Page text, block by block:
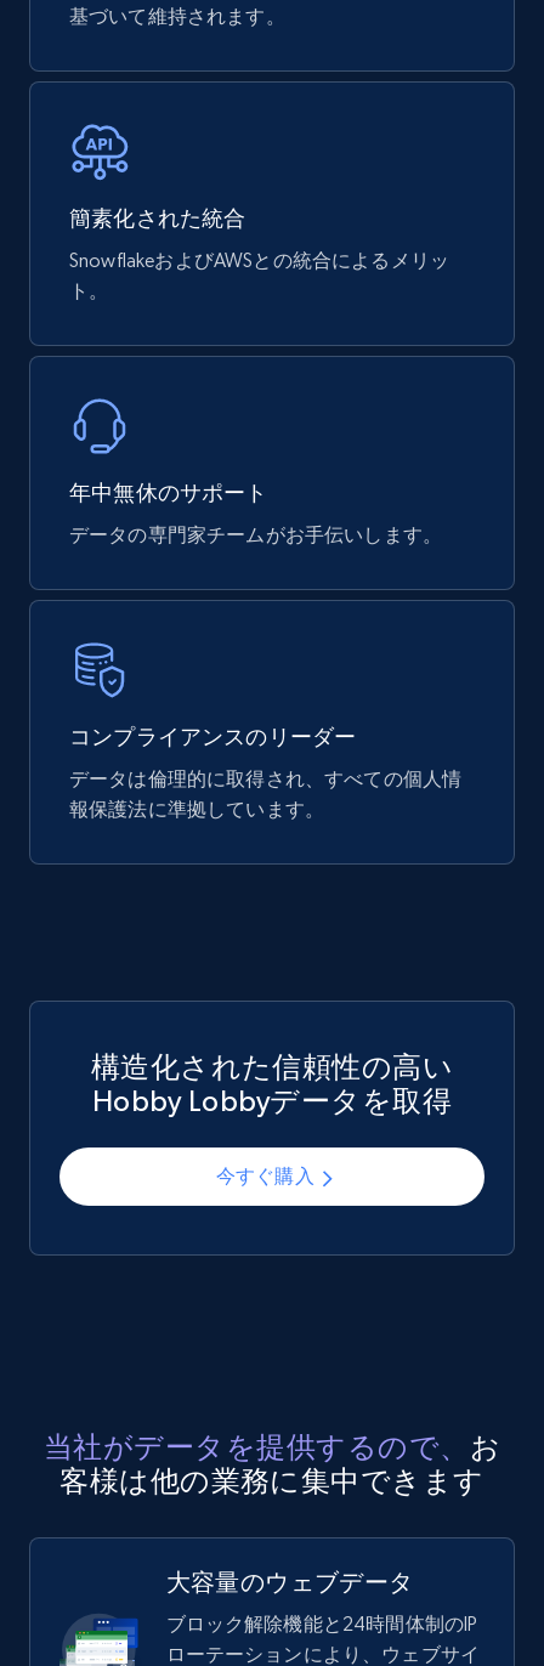
URL, Product id, Title, Breadcrumbs, Category,
eCommerce
URL, Review id, Reviewer name, Review date,
Review rating, Review, Found helpful, App url, and
more.
eCommerce
740+ 39+ 今すぐ購入
Product url, Category url, Mouser part num, Mfr
part number, Manufacturer, Image, Image high,
Manufacturer url, and more.
eCommerce
基づいて維持されます。
簡素化された統合
SnowflakeおよびAWSとの統合によるメリッ
ト。
年中無休のサポート
データの専門家チームがお手伝いします。
コンプライアンスのリーダー
データは倫理的に取得され、すべての個人情
報保護法に準拠しています。
構造化された信頼性の高い
Hobby Lobbyデータを取得
今すぐ購入
当社がデータを提供するので、 お
客様は他の業務に集中できます
大容量のウェブデータ
ブロック解除機能と24時間体制のIP
ローテーションにより、ウェブサイ